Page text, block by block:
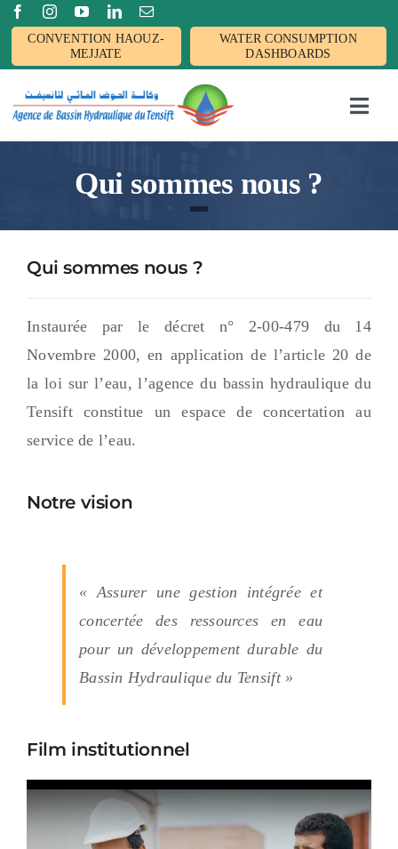
Passer
contenu
CONVENTION HAOUZ-
MEJJATE
WATER CONSUMPTION
DASHBOARDS
Qui sommes nous ?
Qui sommes nous ?
Instaurée par le décret n° 2-00-479 du 14
Novembre 2000, en application de l’article 20 de
la loi sur l’eau, l’agence du bassin hydraulique du
Tensift constitue un espace de concertation au
service de l’eau.
Notre vision
« Assurer une gestion intégrée et
concertée des ressources en eau
pour un développement durable du
Bassin Hydraulique du Tensift »
Film institutionnel